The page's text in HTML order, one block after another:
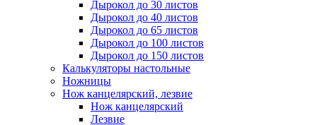
Дырокол до 30 листов
Дырокол до 40 листов
Дырокол до 65 листов
Дырокол до 100 листов
Дырокол до 150 листов
Калькуляторы настольные
Ножницы
Нож канцелярский, лезвие
Нож канцелярский
Лезвие